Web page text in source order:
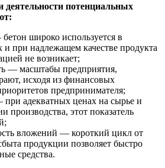
потенциальных
широко используется в
и при надлежащем качестве продукта
не возникает;
— масштабы предприятия,
исходя из финансовых
предпринимателя;
при адекватных ценах на сырье и
производства, этот показатель
вложений — короткий цикл от
продукции позволяет быстро
средства.